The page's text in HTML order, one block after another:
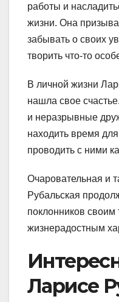
работы и
жизни. Она
забывать о своих
творить что-то
В личной жизни
нашла свое
и неразрывные
находить время для
проводить с ними
Очаровательная и
Рубальская
поклонников своим
жизнерадостным
Ларисе